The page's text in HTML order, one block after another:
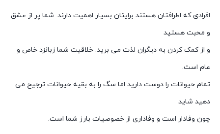
افرادی که اطرافتان هستند برایتان بسیار اهمیت دارند. شما پر از عشق
و محبت هستید
و از کمک کردن به دیگران لذت می برید. خلاقیت شما زبانزد خاص و
عام است.
تمام حیوانات را دوست دارید اما سگ را به بقیه حیوانات ترجیح می
دهید شاید
چون وفادار است و وفاداری از خصوصیات بارز شما است.